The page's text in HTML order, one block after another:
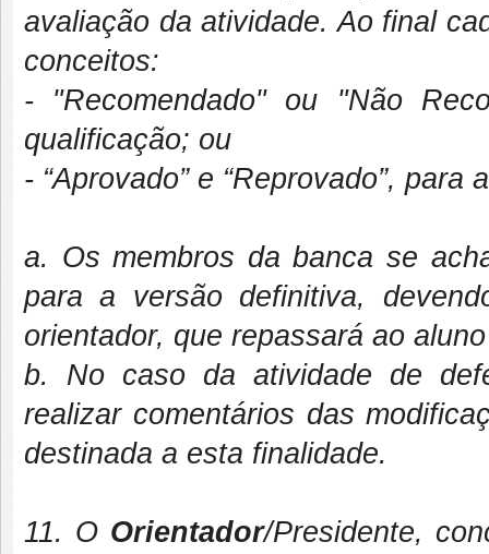
avaliação da atividade. Ao final
conceitos:
- "Recomendado" ou "Não
qualificação; ou
- “Aprovado” e “Reprovado”, para
a. Os membros da banca se
para a versão definitiva,
orientador, que repassará ao
b. No caso da atividade de
realizar comentários das
destinada a esta finalidade.
11. O Orientador/Presidente,